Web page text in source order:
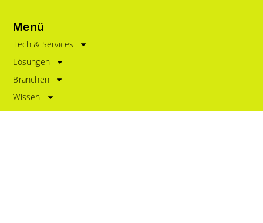
Menü
Tech & Services
Lösungen
Branchen
Wissen
News